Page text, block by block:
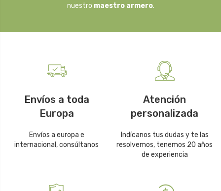
nuestro maestro armero.
Envíos a toda
Europa
Envíos a europa e
internacional, consúltanos
Atención
personalizada
Indícanos tus dudas y te las
resolvemos, tenemos 20 años
de experiencia